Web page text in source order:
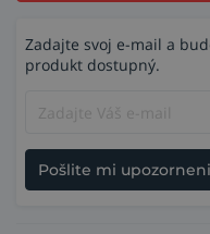
Zadajte svoj e-mail a
produkt dostupný.
Pošlite mi